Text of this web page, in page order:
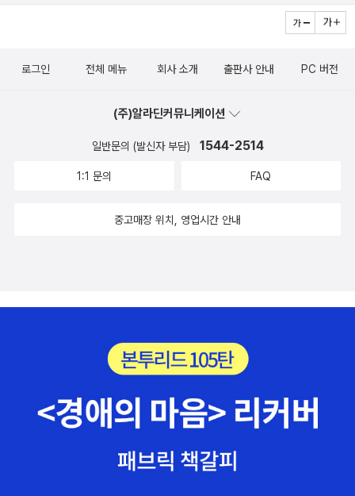
로그인 전체 메뉴 회사 소개 출판사 안내 PC 버전
(주)알라딘커뮤니케이션
일반문의 (발신자 부담) 1544-2514
1:1 문의 FAQ
중고매장 위치, 영업시간 안내